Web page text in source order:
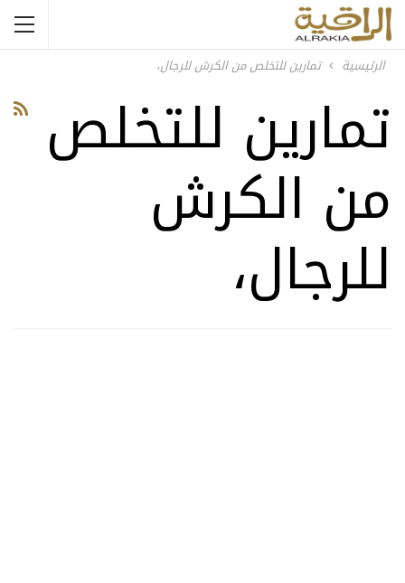
الرئيسية تمارين للتخلص من الكرش للرجال،
تمارين للتخلص
من الكرش
للرجال،